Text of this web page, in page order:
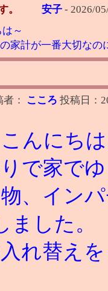
。 安子 - 2026/
～
家計が一番大切なの
： こころ 投稿日：
んにちは
で家で
、イン
ました。
れ替え